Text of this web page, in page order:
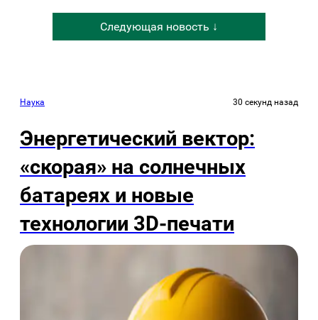
Следующая новость ↓
Наука 30 секунд назад
Энергетический вектор:
«скорая» на солнечных
батареях и новые
технологии 3D-печати